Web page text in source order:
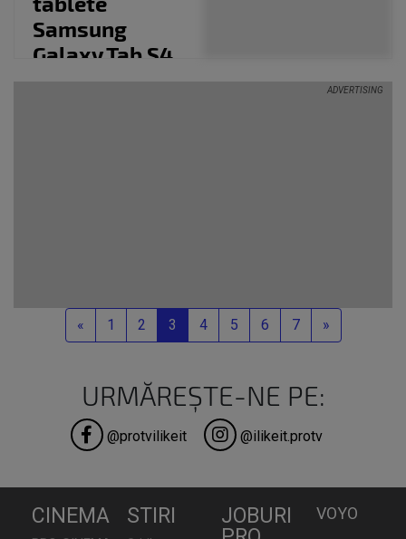
Samsung
Galaxy Tab S4
«Previous
1 2 3 4 5 6 7 »Next
URMĂREȘTE-NE PE:
@protvilikeit @ilikeit.protv
CINEMA STIRI
JOBURI
VOYO